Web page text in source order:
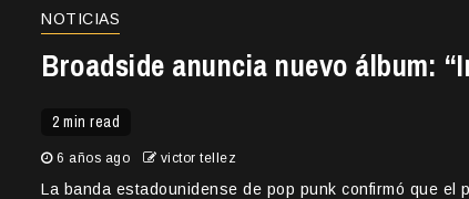
NOTICIAS
Broadside anuncia nuevo álbum:
2 min read
6 años ago victor tellez
La banda estadounidense de pop punk confirmó que